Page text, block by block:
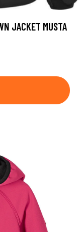
JACKET MUSTA